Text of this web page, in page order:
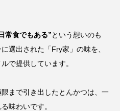
常食でもある”という想いのも
選出された「Fry家」の味を、
で提供しています。
まで引き出したとんかつは、一
味わいです。